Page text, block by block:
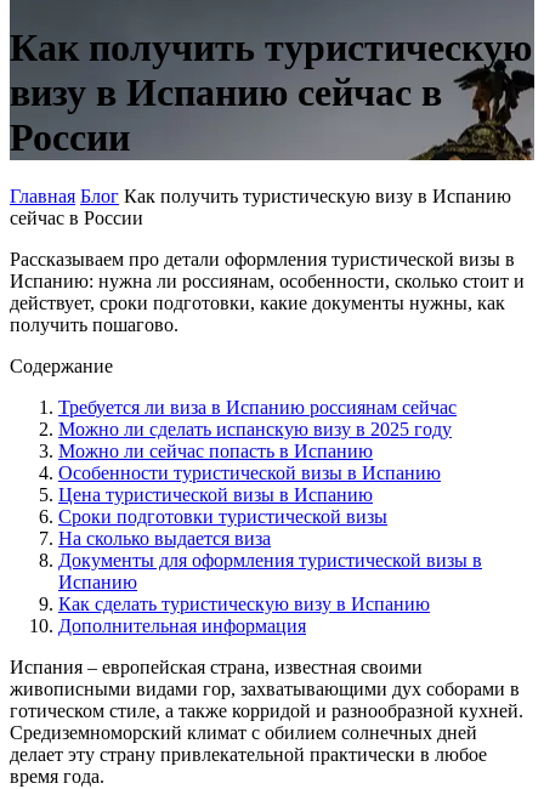
Как получить туристическую
визу в Испанию сейчас в
России
Главная Блог Как получить туристическую визу в Испанию
сейчас в России
Рассказываем про детали оформления туристической визы в
Испанию: нужна ли россиянам, особенности, сколько стоит и
действует, сроки подготовки, какие документы нужны, как
получить пошагово.
Содержание
Требуется ли виза в Испанию россиянам сейчас
Можно ли сделать испанскую визу в 2025 году
Можно ли сейчас попасть в Испанию
Особенности туристической визы в Испанию
Цена туристической визы в Испанию
Сроки подготовки туристической визы
На сколько выдается виза
Документы для оформления туристической визы в
Испанию
Как сделать туристическую визу в Испанию
Дополнительная информация
Испания – европейская страна, известная своими
живописными видами гор, захватывающими дух соборами в
готическом стиле, а также корридой и разнообразной кухней.
Средиземноморский климат с обилием солнечных дней
делает эту страну привлекательной практически в любое
время года.